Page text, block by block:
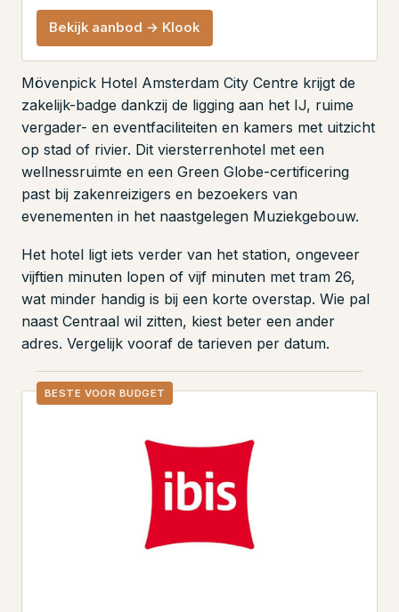
Bekijk aanbod → Klook
Mövenpick Hotel Amsterdam City Centre krijgt de
zakelijk-badge dankzij de ligging aan het IJ, ruime
vergader- en eventfaciliteiten en kamers met uitzicht
op stad of rivier. Dit viersterrenhotel met een
wellnessruimte en een Green Globe-certificering
past bij zakenreizigers en bezoekers van
evenementen in het naastgelegen Muziekgebouw.
Het hotel ligt iets verder van het station, ongeveer
vijftien minuten lopen of vijf minuten met tram 26,
wat minder handig is bij een korte overstap. Wie pal
naast Centraal wil zitten, kiest beter een ander
adres. Vergelijk vooraf de tarieven per datum.
BESTE VOOR BUDGET